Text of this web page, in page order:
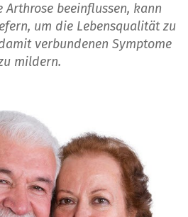
Arthrose beeinflussen, kann
um die Lebensqualität zu
verbundenen Symptome
mildern.